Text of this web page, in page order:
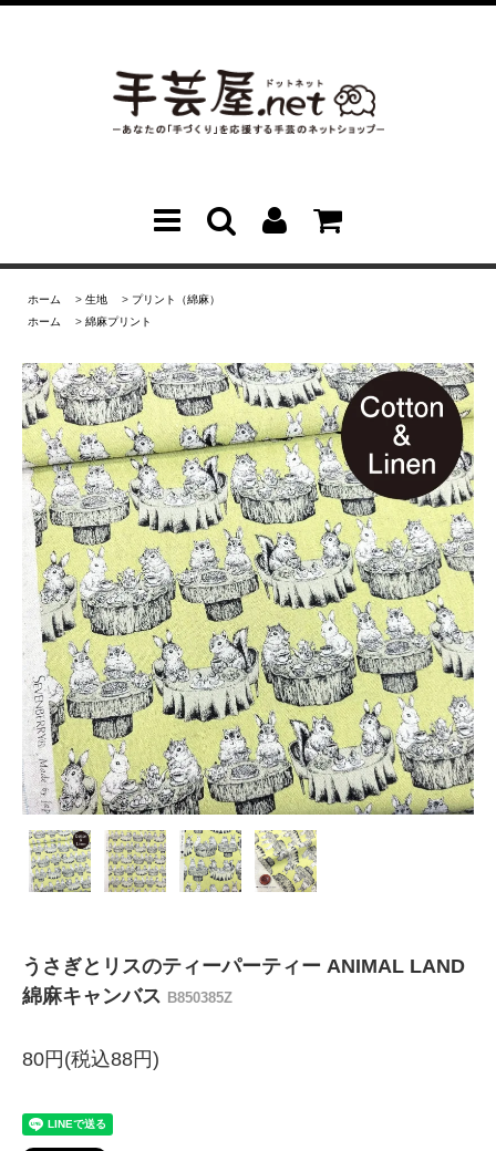
ホーム > 生地 > プリント（綿麻）
ホーム
> 綿麻プリント
うさぎとリスのティーパーティー ANIMAL LAND
綿麻キャンバス B850385Z
80円(税込88円)